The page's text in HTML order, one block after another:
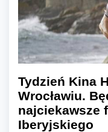
Tydzień Kina
Wrocławiu.
najciekawsze
Iberyjskiego